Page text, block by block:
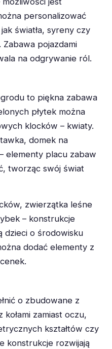
personalizować
światła, syreny czy
pojazdami
na odgrywanie ról.
to piękna zabawa
płytek można
klocków – kwiaty.
domek na
elementy placu zabaw
tworząc swój świat
zwierzątka leśne
– konstrukcje
dzieci o środowisku
dodać elementy z
o zbudowane z
zamiast oczu,
kształtów czy
konstrukcje rozwijają